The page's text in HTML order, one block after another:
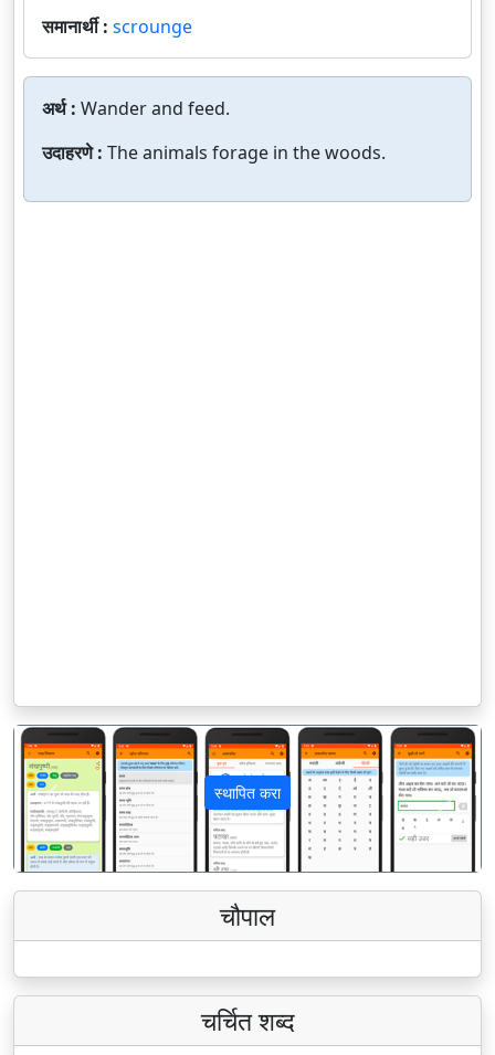
समानार्थी : scrounge
अर्थ : Wander and feed.
उदाहरणे : The animals forage in the woods.
स्थापित करा
पिछला अगला
चौपाल
चर्चित शब्द